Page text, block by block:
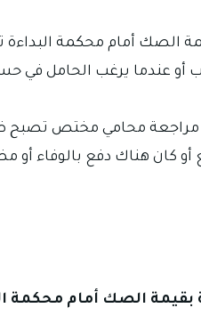
الصك أمام محكمة البداءة
أو عندما يرغب الحامل في
مراجعة محامي مختص تصبح
أو كان هناك دفع بالوفاء
الصك أمام محكمة